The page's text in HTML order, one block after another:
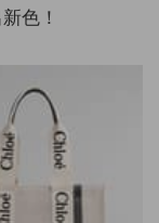
色！